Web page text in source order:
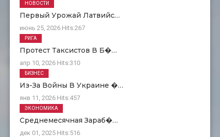
Первый Урожай Латвийс…
июнь 25, 2026 Hits:267
НОВОСТИ
Протест Таксистов В Б�…
апр 10, 2026 Hits:310
РИГА
Из-За Войны В Украине �…
янв 11, 2026 Hits:457
БИЗНЕС
Среднемесячная Зараб�…
дек 01, 2025 Hits:516
ЭКОНОМИКА